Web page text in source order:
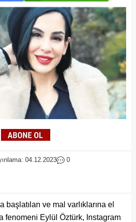
04.12.2023 0
başlatılan ve mal varlıklarına el
fenomeni Eylül Öztürk, Instagram